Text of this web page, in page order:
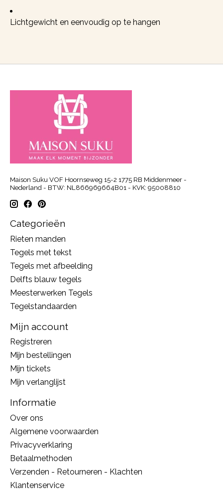
Lichtgewicht en eenvoudig op te hangen
Maison Suku VOF Hoornseweg 15-2 1775 RB Middenmeer -
Nederland - BTW: NL866969664B01 - KVK: 95008810
Categorieën
Rieten manden
Tegels met tekst
Tegels met afbeelding
Delfts blauw tegels
Meesterwerken Tegels
Tegelstandaarden
Mijn account
Registreren
Mijn bestellingen
Mijn tickets
Mijn verlanglijst
Informatie
Over ons
Algemene voorwaarden
Privacyverklaring
Betaalmethoden
Verzenden - Retourneren - Klachten
Klantenservice